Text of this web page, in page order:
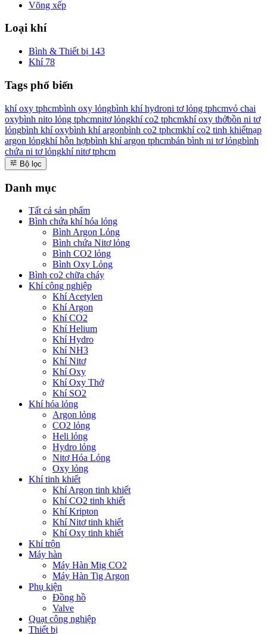
Võng xếp
Loại khí
Bình & Thiết bị 143
Khí 78
Tags phổ biến
khí oxy tphcmbình oxy lỏngbình khí hydroni tơ lỏng tphcmvỏ chai
oxybình nito lỏng tphcmnitơ lỏngkhí co2 tphcmkhí oxy thởbồn ni tơ
lỏngbình khí oxybình khí argonbình co2 tphcmkhí co2 tinh khiếtnạp
argon lỏngkhí hỗn hợpbình khí argon tphcmbán bình ni tơ lỏngbình
chứa ni tơ lỏngkhí nitơ tphcm
Bộ lọc
Danh mục
Tất cả sản phẩm
Bình chứa khí hóa lỏng
Bình Argon Lỏng
Bình chứa Nitơ lỏng
Bình CO2 lỏng
Bình Oxy Lỏng
Bình co2 chữa cháy
Khí công nghiệp
Khí Acetylen
Khí Argon
Khí CO2
Khí Helium
Khí Hydro
Khí NH3
Khí Nitơ
Khí Oxy
Khí Oxy Thở
Khí SO2
Khí hóa lỏng
Argon lỏng
CO2 lỏng
Heli lỏng
Hydro lỏng
Nitơ Hóa Lỏng
Oxy lỏng
Khí tinh khiết
Khí Argon tinh khiết
Khí CO2 tinh khiết
Khí Kripton
Khí Nitơ tinh khiết
Khí Oxy tinh khiết
Khí trộn
Máy hàn
Máy Hàn Mig CO2
Máy Hàn Tig Argon
Phụ kiện
Đồng hồ
Valve
Quạt công nghiệp
Thiết bị